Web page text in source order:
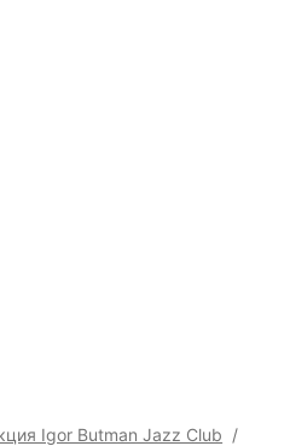
Igor Butman Jazz Club /